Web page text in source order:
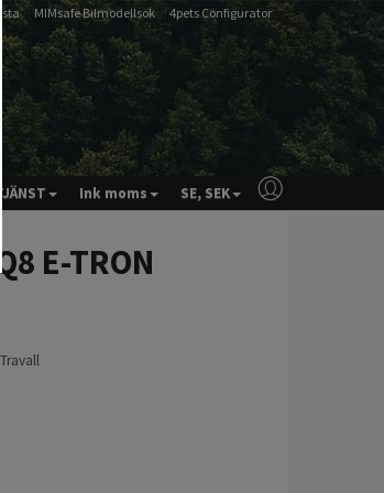
- MIMsafe Bilmodellsök- 4pets Configurator
Ink moms SE, SEK
E-TRON